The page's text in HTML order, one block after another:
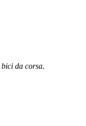
bici da corsa.